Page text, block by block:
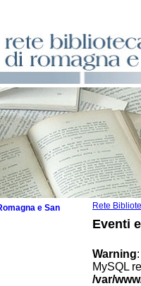
Rete
Eventi
Warning
MySQL
/var/
e San